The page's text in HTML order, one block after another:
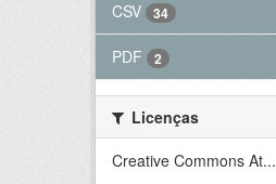
CSV
34
PDF 2
Licenças
Creative Commons At...